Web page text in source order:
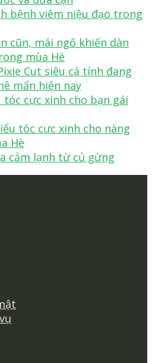
bệnh viêm niệu đạo trong
cũn, mái ngố khiến dàn
mùa Hè
Cut siêu cá tính đang
mẩn hiện nay
tóc cực xinh cho bạn gái
tóc cực xinh cho nàng
Hè
cảm lạnh từ củ gừng